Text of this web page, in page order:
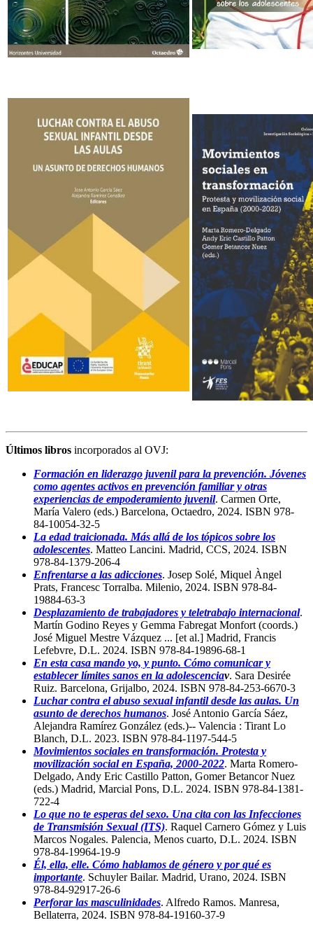
Últimos libros incorporados al OVJ:
Formación en liderazgo juvenil para la prevención. Jóvenes
como agentes activos en prevención familiar y otras
experiencias de empoderamiento juvenil. Carmen Orte,
María Valero (eds.) Barcelona, Octaedro, 2024. ISBN 978-
84-10054-32-5
La edad traicionada. Más allá de los tópicos sobre los
adolescentes. Matteo Lancini. Madrid, CCS, 2024. ISBN
978-84-1379-206-4
Enfrentarse a las adicciones. Josep Solé, Miquel Àngel
Prats, Francesc Torralba. Milenio, 2024. ISBN 978-84-
19884-63-3
Desplazamiento de trabajadores y teletrabajo internacional.
Martín Godino Reyes y Gemma Fabregat Monfort (coords.)
José Miguel Mestre Vázquez ... [et al.] Madrid, Francis
Lefebvre, D.L. 2024. ISBN 978-84-19896-68-1
En esta casa mando yo, y punto. Cómo comunicar y
establecer límites sanos en la adolescenciav. Sara Desirée
Ruiz. Barcelona, Grijalbo, 2024. ISBN 978-84-253-6670-3
Luchar contra el abuso sexual infantil desde las aulas. Un
asunto de derechos humanos. José Antonio García Sáez,
Alejandra Ramírez González (eds.)-- Valencia : Tirant Lo
Blanch, D.L. 2023. ISBN 978-84-1197-544-5
Movimientos sociales en transformación. Protesta y
movilización social en España, 2000-2022. Marta Romero-
Delgado, Andy Eric Castillo Patton, Gomer Betancor Nuez
(eds.) Madrid, Marcial Pons, D.L. 2024. ISBN 978-84-1381-
722-4
Lo que no te esperas del sexo. Una cita con las Infecciones
de Transmisión Sexual (ITS). Raquel Carnero Gómez y Luis
Marcos Nogales. Palencia, Menos cuarto, D.L. 2024. ISBN
978-84-19964-19-9
Él, ella, elle. Cómo hablamos de género y por qué es
importante. Schuyler Bailar. Madrid, Urano, 2024. ISBN
978-84-92917-26-6
Perforar las masculinidades. Alfredo Ramos. Manresa,
Bellaterra, 2024. ISBN 978-84-19160-37-9